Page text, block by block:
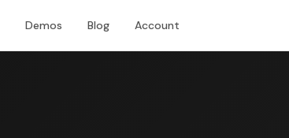
Demos Blog Account